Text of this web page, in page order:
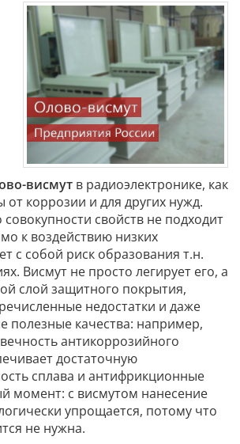
висмут в радиоэлектронике, как
от коррозии и для других нужд.
свойств не подходит
к воздействию низких
с собой риск образования т.н.
Висмут не просто легирует его, а
слой защитного покрытия,
недостатки и даже
полезные качества: например,
антикоррозийного
достаточную
сплава и антифрикционные
момент: с висмутом нанесение
упрощается, потому что
не нужна.